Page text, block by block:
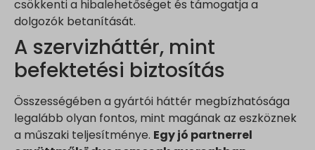
csökkenti a hibalehetőséget és támogatja a
dolgozók betanítását.
A szervizháttér, mint
befektetési biztosítás
Összességében a gyártói háttér megbízhatósága
legalább olyan fontos, mint magának az eszköznek
a műszaki teljesítménye. Egy jó partnerrel